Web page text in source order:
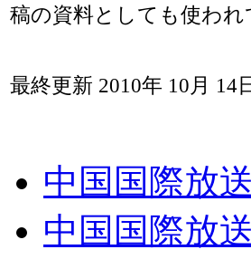
稿の資料としても使われ
最終更新 2010年 10月 14
中国国際放
中国国際放